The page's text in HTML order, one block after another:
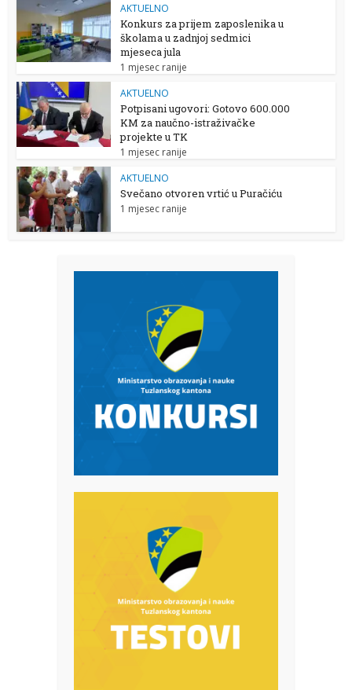
AKTUELNO
Konkurs za prijem zaposlenika u
školama u zadnjoj sedmici
mjeseca jula
1 mjesec ranije
AKTUELNO
Potpisani ugovori: Gotovo 600.000
KM za naučno-istraživačke
projekte u TK
1 mjesec ranije
AKTUELNO
Svečano otvoren vrtić u Puračiću
1 mjesec ranije